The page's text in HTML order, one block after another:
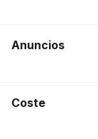
Anuncios
Coste